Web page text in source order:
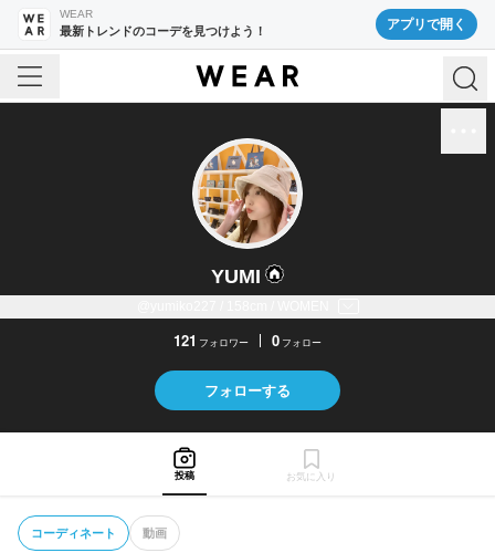
WEAR
最新トレンドのコーデを見つけよう！ アプリで開く
YUMI
121 フォロワー 0 フォロー
フォローする
投稿 お気に入り
コーディネート 動画